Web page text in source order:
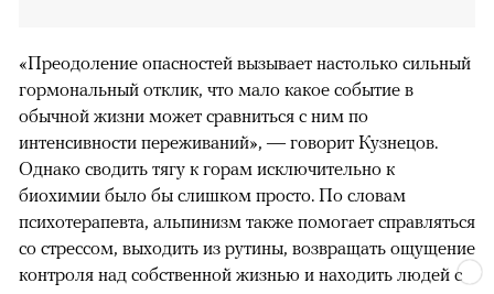
«Преодоление опасностей вызывает настолько сильный
гормональный отклик, что мало какое событие в
обычной жизни может сравниться с ним по
интенсивности переживаний», — говорит Кузнецов.
Однако сводить тягу к горам исключительно к
биохимии было бы слишком просто. По словам
психотерапевта, альпинизм также помогает справляться
со стрессом, выходить из рутины, возвращать ощущение
контроля над собственной жизнью и находить людей с